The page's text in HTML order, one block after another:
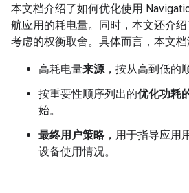
本文档介绍了如何优化使用
航应用的耗电量。同时，本文还介
考虑的权衡取舍。具体而言，本文档
高耗电量来源，按从高到低的
按重要性顺序列出的优化功耗
始。
最终用户策略，用于指导应用
设备使用情况。